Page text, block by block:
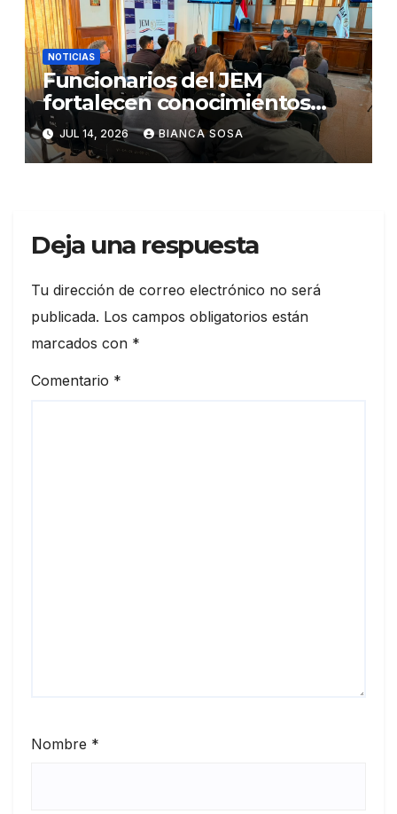
NOTICIAS
Funcionarios del JEM
fortalecen conocimientos
sobre administración de
contratos públicos
JUL 14, 2026 BIANCA SOSA
Deja una respuesta
Tu dirección de correo electrónico no será
publicada. Los campos obligatorios están
marcados con *
Comentario *
Nombre *